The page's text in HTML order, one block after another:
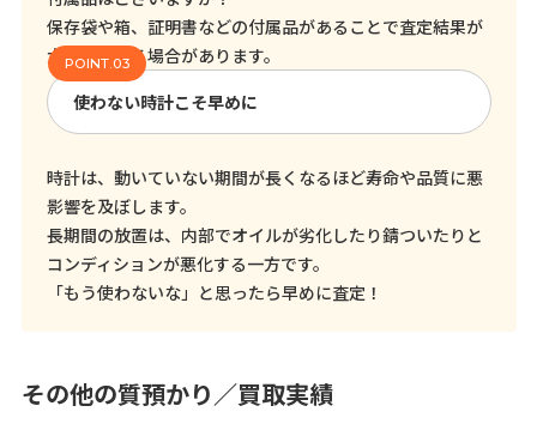
保存袋や箱、証明書などの付属品があることで査定結果が
大きく変わる場合があります。
使わない時計こそ早めに
時計は、動いていない期間が長くなるほど寿命や品質に悪
影響を及ぼします。
長期間の放置は、内部でオイルが劣化したり錆ついたりと
コンディションが悪化する一方です。
「もう使わないな」と思ったら早めに査定！
その他の質預かり／買取実績